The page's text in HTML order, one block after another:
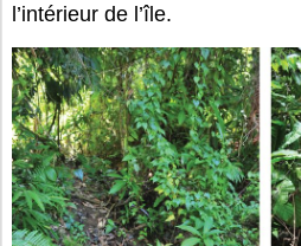
l’intérieur de l’île.